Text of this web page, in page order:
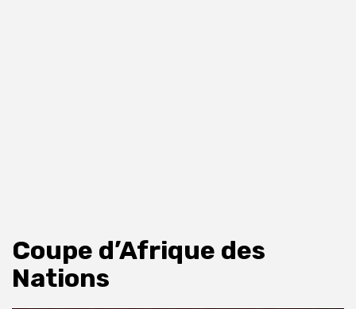
Coupe d’Afrique des
Nations